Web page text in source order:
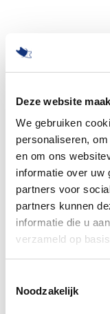
Deze website
We gebruiken
personaliseren,
en om ons
informatie over uw
partners voor
partners kunnen
informatie die u
verzameld op
Noodzakelijk